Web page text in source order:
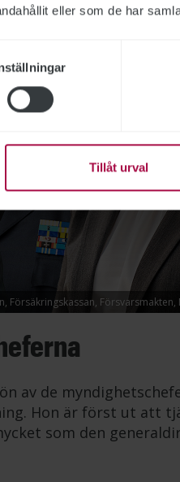
eller som de har
Tillåt urval
Försäkringskassan,
av de
Hon är först ut att
som den